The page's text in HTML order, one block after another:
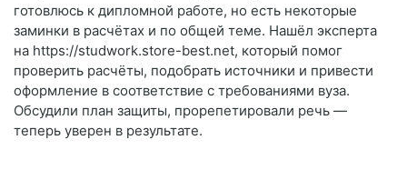
готовлюсь к дипломной работе, но есть некоторые
заминки в расчётах и по общей теме. Нашёл эксперта
на https://studwork.store-best.net, который помог
проверить расчёты, подобрать источники и привести
оформление в соответствие с требованиями вуза.
Обсудили план защиты, прорепетировали речь —
теперь уверен в результате.